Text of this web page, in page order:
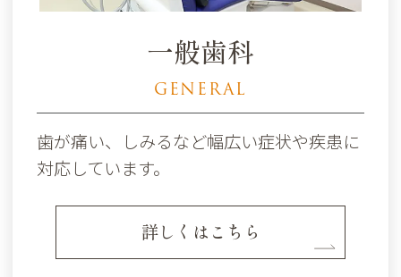
一般歯科
GENERAL
歯が痛い、しみるなど幅広い症状や疾患に
対応しています。
詳しくはこちら